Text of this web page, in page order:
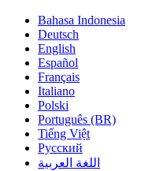
Bahasa Indonesia
Deutsch
English
Español
Français
Italiano
Polski
Português (BR)
Tiếng Việt
Русский
اللغة العربية